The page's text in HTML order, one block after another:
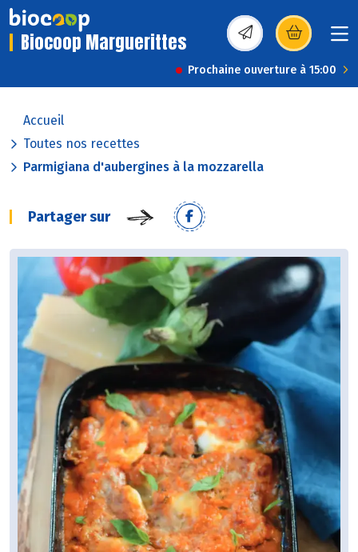
Biocoop Marguerittes (s’ouvre dans une
Prochaine ouverture à 15:00
Accueil
Toutes nos recettes
Parmigiana d'aubergines à la mozzarella
Partager sur